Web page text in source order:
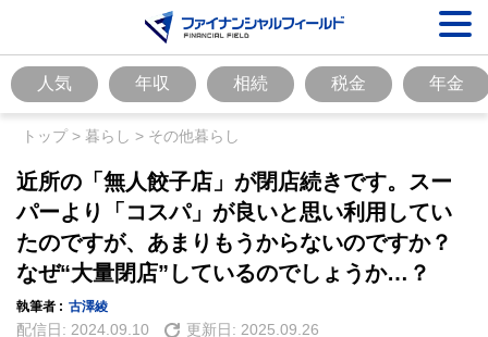
人気 年収 相続 税金 年金
トップ> 暮らし > その他暮らし
近所の「無人餃子店」が閉店続きです。スー
パーより「コスパ」が良いと思い利用してい
たのですが、あまりもうからないのですか？
なぜ“大量閉店”しているのでしょうか…？
執筆者 : 古澤綾
配信日: 2024.09.10 更新日: 2025.09.26